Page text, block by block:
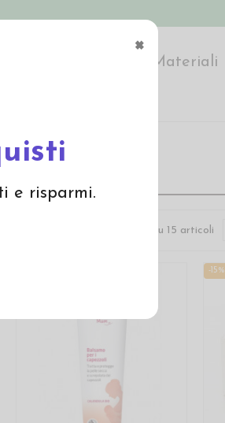
×
e risparmi.
Materiali
Visualizzati 1-15 su 15 articoli
-15%